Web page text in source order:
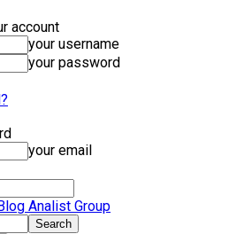
account
your username
your password
your email
Analist Group